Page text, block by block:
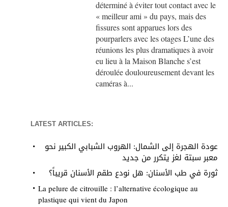
déterminé à éviter tout contact avec le
« meilleur ami » du pays, mais des
fissures sont apparues lors des
pourparlers avec les otages L’une des
réunions les plus dramatiques à avoir
eu lieu à la Maison Blanche s’est
déroulée douloureusement devant les
caméras à...
LATEST ARTICLES:
عودة الهجرة إلى الشمال: الهروب الشبابي الكبير نحو
معبر سبتة لغز يتكرر من جديد
ثورة في طب الأسنان: هل نودع طقم الأسنان قريباً؟
La pelure de citrouille : l’alternative écologique au
plastique qui vient du Japon